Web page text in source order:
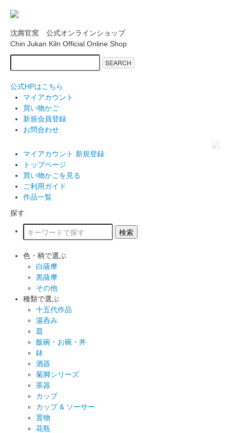
沈壽官窯 公式オンラインショップ
Chin Jukan Kiln Official Online Shop
SEARCH
公式HPはこちら
マイアカウント
買い物かご
新規会員登録
お問合わせ
マイアカウント 新規登録
トップページ
買い物かごを見る
ご利用ガイド
作品一覧
探す
色・柄で選ぶ
白薩摩
黒薩摩
その他
種類で選ぶ
十五代作品
湯呑み
皿
飯碗・お碗・丼
鉢
酒器
菊脚シリーズ
茶器
カップ
カップ & ソーサー
置物
花瓶